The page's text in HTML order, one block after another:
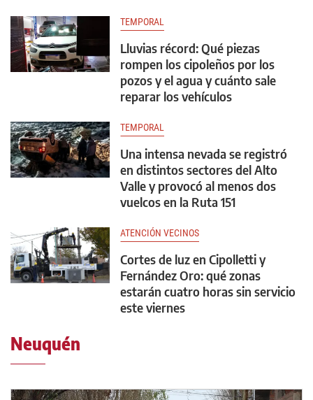
TEMPORAL
Lluvias récord: Qué piezas
rompen los cipoleños por los
pozos y el agua y cuánto sale
reparar los vehículos
TEMPORAL
Una intensa nevada se registró
en distintos sectores del Alto
Valle y provocó al menos dos
vuelcos en la Ruta 151
ATENCIÓN VECINOS
Cortes de luz en Cipolletti y
Fernández Oro: qué zonas
estarán cuatro horas sin servicio
este viernes
Neuquén